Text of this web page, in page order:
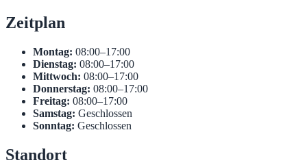
Zeitplan
Montag: 08:00–17:00
Dienstag: 08:00–17:00
Mittwoch: 08:00–17:00
Donnerstag: 08:00–17:00
Freitag: 08:00–17:00
Samstag: Geschlossen
Sonntag: Geschlossen
Standort